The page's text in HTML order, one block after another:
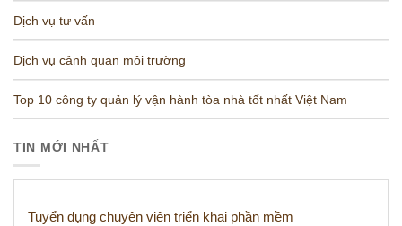
Dịch vụ tư vấn
Dịch vụ cảnh quan môi trường
Top 10 công ty quản lý vận hành tòa nhà tốt nhất Việt Nam
TIN MỚI NHẤT
Tuyển dụng chuyên viên triển khai phần mềm